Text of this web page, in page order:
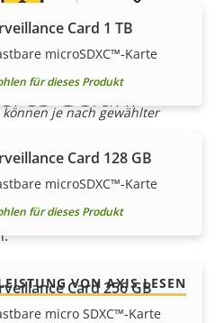
IP66
je nach gewählter
Card 1 TB
microSDXC™-Karte
für dieses Produkt
Card 128 GB
microSDXC™-Karte
für dieses Produkt
Card 256 GB
micro SDXC™-Karte
für
Gefühl
Betrieb und Kontrolle
keine Überraschungen im
versprechen, ist genau
VON AXIS LESEN